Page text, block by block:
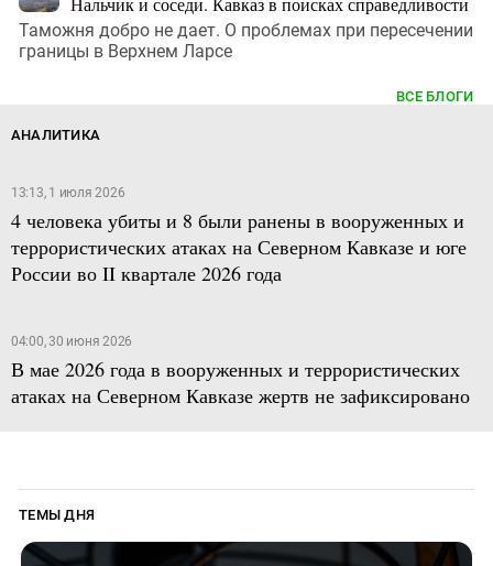
Таможня добро не дает. О проблемах при пересечении
границы в Верхнем Ларсе
ВСЕ БЛОГИ
АНАЛИТИКА
13:13, 1 июля 2026
4 человека убиты и 8 были ранены в вооруженных и
террористических атаках на Северном Кавказе и юге
России во II квартале 2026 года
04:00, 30 июня 2026
В мае 2026 года в вооруженных и террористических
атаках на Северном Кавказе жертв не зафиксировано
ТЕМЫ ДНЯ